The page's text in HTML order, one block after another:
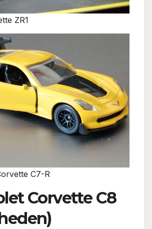
ZR1
C7-R
Corvette C8